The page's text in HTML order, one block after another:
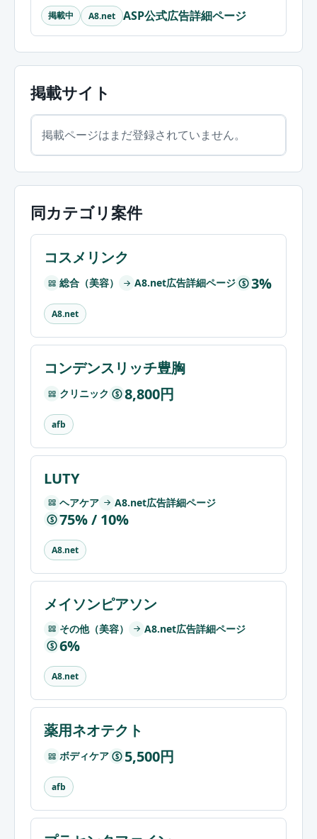
掲載中 A8.net ASP公式広告詳細ページ
掲載サイト
掲載ページはまだ登録されていません。
同カテゴリ案件
コスメリンク
総合（美容） A8.net広告詳細ページ $ 3%
A8.net
コンデンスリッチ豊胸
クリニック $ 8,800円
afb
LUTY
ヘアケア A8.net広告詳細ページ
$ 75% / 10%
A8.net
メイソンピアソン
その他（美容） A8.net広告詳細ページ
$ 6%
A8.net
薬用ネオテクト
ボディケア $ 5,500円
afb